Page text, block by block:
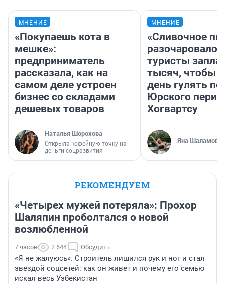
МНЕНИЕ
«Покупаешь кота в
мешке»:
предприниматель
рассказала, как на
самом деле устроен
бизнес со складами
дешевых товаров
Наталья Шорохова
Открыла кофейную точку на
деньги соцразвития
МНЕНИЕ
«Сливочное
разочаровало»:
туристы
тысяч, чтобы
день гулять по
Юрского
Хогвартсу
Яна Шаламова
РЕКОМЕНДУЕМ
«Четырех мужей потеряла»: Прохор
Шаляпин проболтался о новой
возлюбленной
7 часов 2 644 Обсудить
«Я не жалуюсь». Строитель лишился рук и ног и стал
звездой соцсетей: как он живет и почему его семью
искал весь Узбекистан